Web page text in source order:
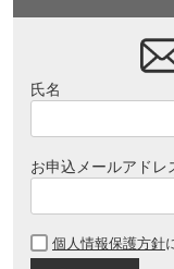
氏名
お申込メールアドレ
個人情報保護方針